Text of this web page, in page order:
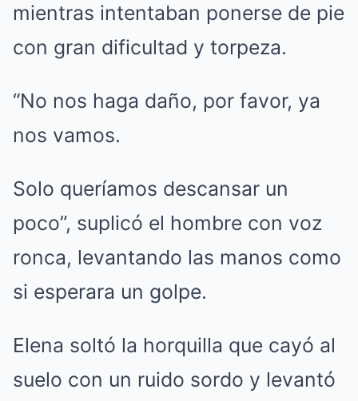
mientras intentaban ponerse de pie
con gran dificultad y torpeza.
“No nos haga daño, por favor, ya
nos vamos.
Solo queríamos descansar un
poco”, suplicó el hombre con voz
ronca, levantando las manos como
si esperara un golpe.
Elena soltó la horquilla que cayó al
suelo con un ruido sordo y levantó